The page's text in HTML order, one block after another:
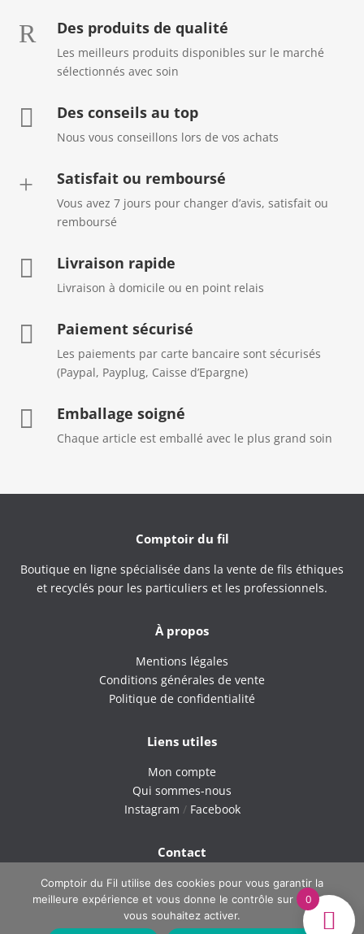
R Des produits de qualité
Les meilleurs produits disponibles sur le marché
sélectionnés avec soin
 Des conseils au top
Nous vous conseillons lors de vos achats
+ Satisfait ou remboursé
Vous avez 7 jours pour changer d’avis, satisfait ou
remboursé
 Livraison rapide
Livraison à domicile ou en point relais
 Paiement sécurisé
Les paiements par carte bancaire sont sécurisés
(Paypal, Payplug, Caisse d’Epargne)
 Emballage soigné
Chaque article est emballé avec le plus grand soin
Comptoir du fil
Boutique en ligne spécialisée dans la vente de fils éthiques
et recyclés pour les particuliers et les professionnels.
À propos
Mentions légales
Conditions générales de vente
Politique de confidentialité
Liens utiles
Mon compte
Qui sommes-nous
Instagram / Facebook
Contact
9H – 18H du lundi au vendredi
Tel : 06 42 40 60 38
Email : comptoirdufil.boutique@gmail.com
0
Comptoir du Fil utilise des cookies pour vous garantir la
meilleure expérience et vous donne le contrôle sur ce que
vous souhaitez activer.